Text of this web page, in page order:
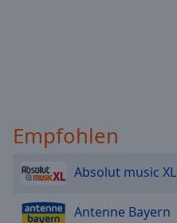
Empfohlen
Absolut music XL
Antenne Bayern